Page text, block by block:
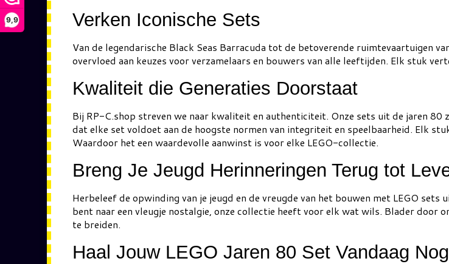
9,9 Verken Iconische Sets
Van de legendarische Black Seas Barracuda tot de betoverende ruimtevaartuigen
overvloed aan keuzes voor verzamelaars en bouwers van alle leeftijden. Elk stuk
Kwaliteit die Generaties Doorstaat
Bij RP-C.shop streven we naar kwaliteit en authenticiteit. Onze sets uit de jaren
dat elke set voldoet aan de hoogste normen van integriteit en speelbaarheid. Elk
Waardoor het een waardevolle aanwinst is voor elke LEGO-collectie.
Breng Je Jeugd Herinneringen Terug tot
Herbeleef de opwinding van je jeugd en de vreugde van het bouwen met LEGO
bent naar een vleugje nostalgie, onze collectie heeft voor elk wat wils. Blader door
te breiden.
Haal Jouw LEGO Jaren 80 Set Vandaag